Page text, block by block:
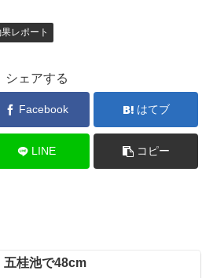
レポート
シェアする
Facebook はてブ
LINE コピー
五桂池で48cm